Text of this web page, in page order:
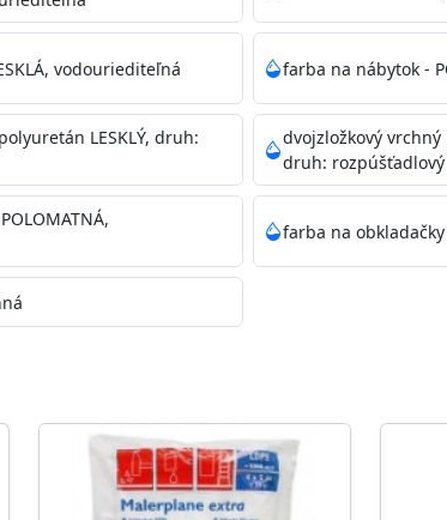
materiálov so zlou priľnavosťou. Otvory alebo
Nové alebo porézne povrchy natreté menej
vodouriediteľná farba na nábytok -
LESKLÝ, druh:
dvojzložkový vrchný
druh: rozpúšťadlový
farba na